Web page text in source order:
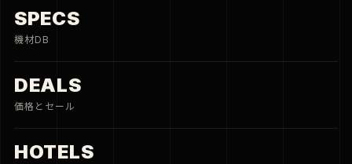
SPECS
機材DB
DEALS
価格とセール
HOTELS